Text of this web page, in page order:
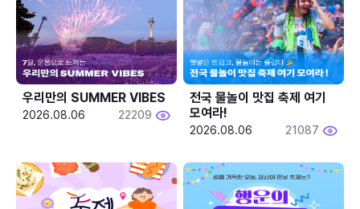
우리만의 SUMMER VIBES
2026.08.06 22209
전국 물놀이 맛집 축제 여기
모여라!
2026.08.06 21087